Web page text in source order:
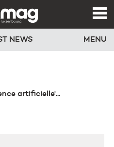
NEWS MENU
artificielle'...